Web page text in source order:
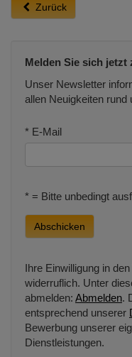
Zurück
Melden Sie sich jetzt
Unser Newsletter
allen Neuigkeiten rund
* E-Mail
* = Bitte unbedingt
Abschicken
Ihre Einwilligung in
widerruflich. Unter
abmelden: Abmelden.
entsprechend unserer
Bewerbung unserer
Dienstleistungen.